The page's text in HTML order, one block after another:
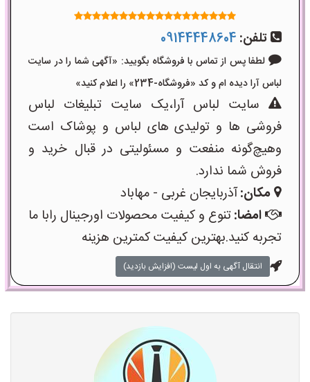
تلفن: 09144448604
لطفا پس از تماس با فروشگاه بگویید: «آگهی شما را در سایت
لباس آرا دیده ام و کد «فروشگاه-234» را اعلام کنید»
سایت لباس آرا،یک سایت تبلیغات لباس
فروشی ها و تولیدی های لباس و پوشاک است
وهیچ‌گونه منفعت و مسئولیتی در قبال خرید و
فروش شما ندارد.
مکان:آذربایجان غربی - مهاباد
امضا:تنوع و کیفیت محصولات اورجینال رابا ما
تجربه کنید.بهترین کیفیت کمترین هزینه
انتقال آگهی به اول لیست (افزایش بازدید)